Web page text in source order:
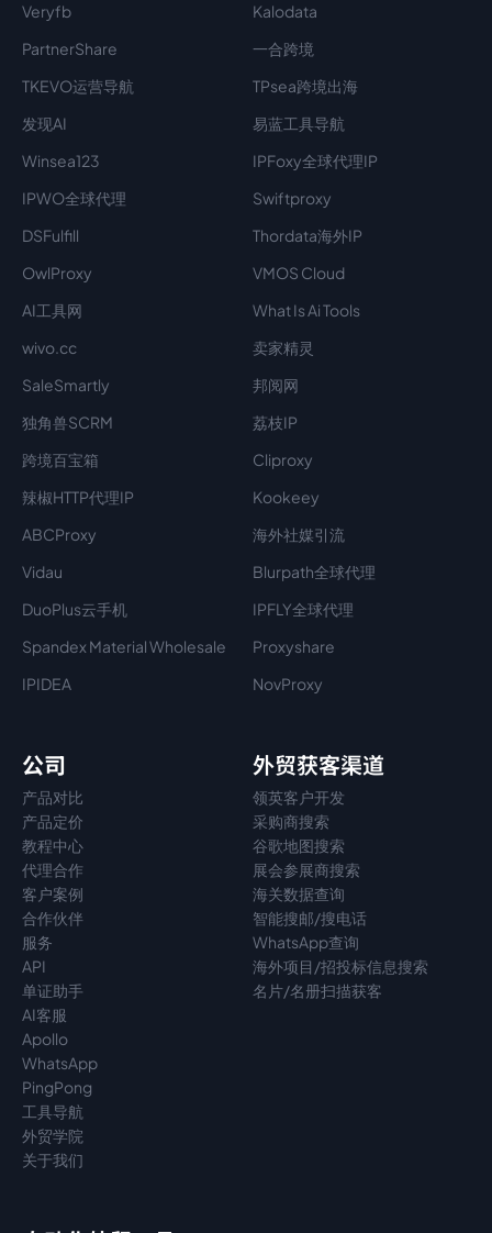
Veryfb
Kalodata
PartnerShare
一合跨境
TKEVO运营导航
TPsea跨境出海
发现AI
易蓝工具导航
Winsea123
IPFoxy全球代理IP
IPWO全球代理
Swiftproxy
DSFulfill
Thordata海外IP
OwlProxy
VMOS Cloud
AI工具网
What Is Ai Tools
wivo.cc
卖家精灵
SaleSmartly
邦阅网
独角兽SCRM
荔枝IP
跨境百宝箱
Cliproxy
辣椒HTTP代理IP
Kookeey
ABCProxy
海外社媒引流
Vidau
Blurpath全球代理
DuoPlus云手机
IPFLY全球代理
Spandex Material Wholesale​
Proxyshare
IPIDEA
NovProxy
公司
产品对比
产品定价
教程中心
代理合作
客户案例
合作伙伴
服务
API
单证助手
AI客服
Apollo
WhatsApp
PingPong
工具导航
外贸学院
关于我们
外贸获客渠道
领英客户开发
采购商搜索
谷歌地图搜索
展会参展商搜索
海关数据查询
智能搜邮/搜电话
WhatsApp查询
海外项目/招投标信息搜索
名片/名册扫描获客